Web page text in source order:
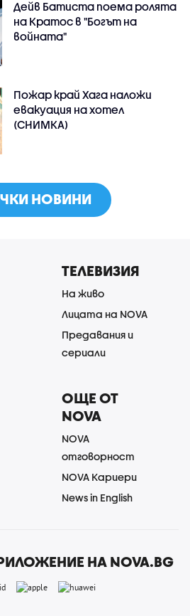
Дейв Батиста поема ролята
на Кратос в "Богът на
войната"
Пожар край Хага наложи
евакуация на хотел
(СНИМКА)
НОВИНИ
ТЕЛЕВИЗИЯ
На живо
Лицата на NOVA
Предавания и
сериали
ОЩЕ ОТ
NOVA
NOVA
отговорност
NOVA Кариери
News in English
НА NOVA.BG